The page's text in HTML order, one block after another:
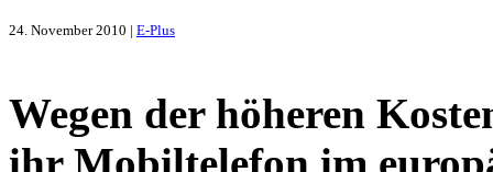
24. November 2010 | E-Plus
Wegen der höheren
ihr Mobiltelefon im